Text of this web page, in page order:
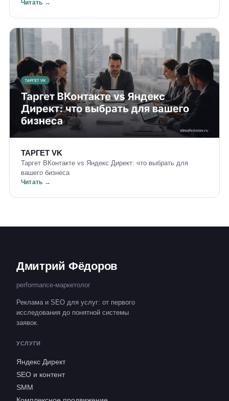
Читать →
ТАРГЕТ VK
Таргет ВКонтакте vs Яндекс Директ: что выбрать для
вашего бизнеса
Читать →
Дмитрий Фёдоров
performance-маркетолог
Реклама и SEO для услуг: от первого
исследования до понятной системы
заявок.
УСЛУГИ
Яндекс Директ
SEO и контент
SMM